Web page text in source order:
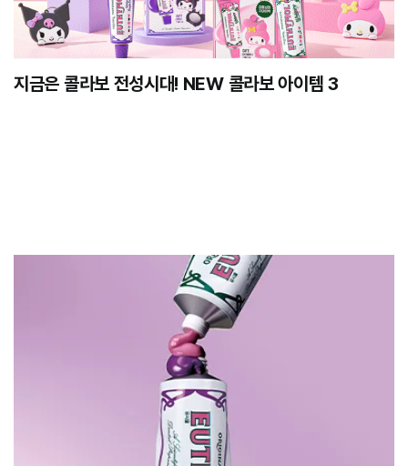
지금은 콜라보 전성시대! NEW 콜라보 아이템 3